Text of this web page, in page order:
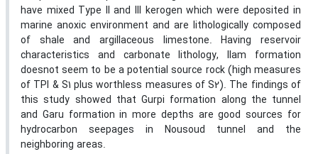
have mixed Type II and III kerogen which were deposited in
marine anoxic environment and are lithologically composed
of shale and argillaceous limestone. Having reservoir
characteristics and carbonate lithology, Ilam formation
doesnot seem to be a potential source rock (high measures
of TPI & S1 plus worthless measures of S2). The findings of
this study showed that Gurpi formation along the tunnel
and Garu formation in more depths are good sources for
hydrocarbon seepages in Nousoud tunnel and the
neighboring areas.